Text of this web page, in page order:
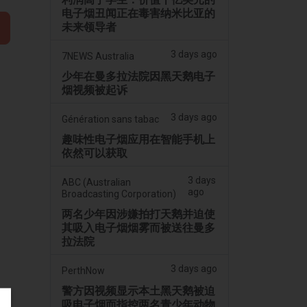
电子烟丑闻正在毒害纳米比亚的
未来领导者
7NEWS Australia 3 days ago
少年在曼多拉法院因黑天鹅电子
烟视频被起诉
Génération sans tabac 3 days ago
趣味性电子烟应用在智能手机上
依然可以获取
ABC (Australian
Broadcasting Corporation)
3 days
ago
两名少年因涉嫌拍打天鹅并迫使
其吸入电子烟烟雾而被送往曼多
拉法院
PerthNow 3 days ago
警方因视频显示本土黑天鹅被迫